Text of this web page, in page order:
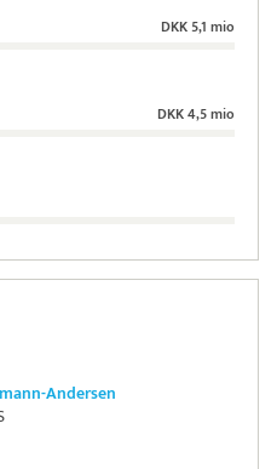
DKK 5,1 mio
DKK 4,5 mio
Andersen